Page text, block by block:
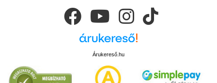
Árukereső.hu